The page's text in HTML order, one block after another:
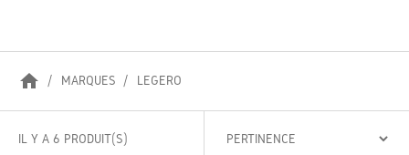
home MARQUES LEGERO
IL Y A 6 PRODUIT(S)